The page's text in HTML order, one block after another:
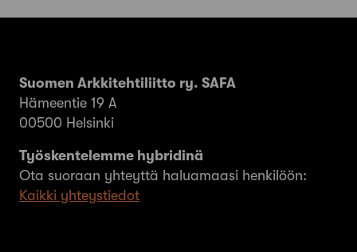
Suomen Arkkitehtiliitto ry. SAFA
Hämeentie 19 A
00500 Helsinki
Työskentelemme hybridinä
Ota suoraan yhteyttä haluamaasi henkilöön:
Kaikki yhteystiedot